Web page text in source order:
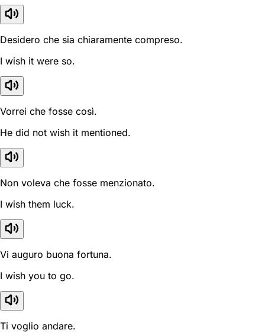
Desidero che sia chiaramente compreso.
I wish it were so.
Vorrei che fosse così.
He did not wish it mentioned.
Non voleva che fosse menzionato.
I wish them luck.
Vi auguro buona fortuna.
I wish you to go.
Ti voglio andare.